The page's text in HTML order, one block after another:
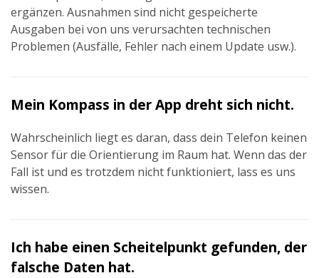
ergänzen. Ausnahmen sind nicht gespeicherte
Ausgaben bei von uns verursachten technischen
Problemen (Ausfälle, Fehler nach einem Update usw.).
Mein Kompass in der App dreht sich nicht.
Wahrscheinlich liegt es daran, dass dein Telefon keinen
Sensor für die Orientierung im Raum hat. Wenn das der
Fall ist und es trotzdem nicht funktioniert, lass es uns
wissen.
Ich habe einen Scheitelpunkt gefunden, der
falsche Daten hat.